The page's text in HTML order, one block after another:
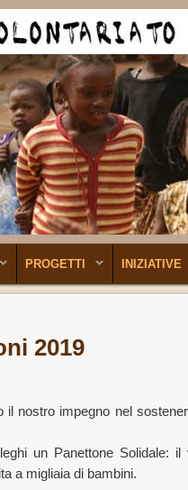
PROGETTI INIZIATIVE
2019
il nostro impegno nel
un Panettone Solidale:
a migliaia di bambini.